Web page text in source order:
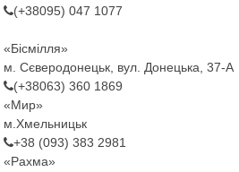
(+38095) 047 1077
«Бісмілля»
м. Сєверодонецьк, вул. Донецька, 37-А
(+38063) 360 1869
«Мир»
м.Хмельницьк
+38 (093) 383 2981
«Рахма»